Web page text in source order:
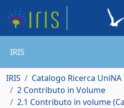
IRIS
IRIS
Catalogo Ricerca UniNA
2 Contributo in Volume
2.1 Contributo in volume